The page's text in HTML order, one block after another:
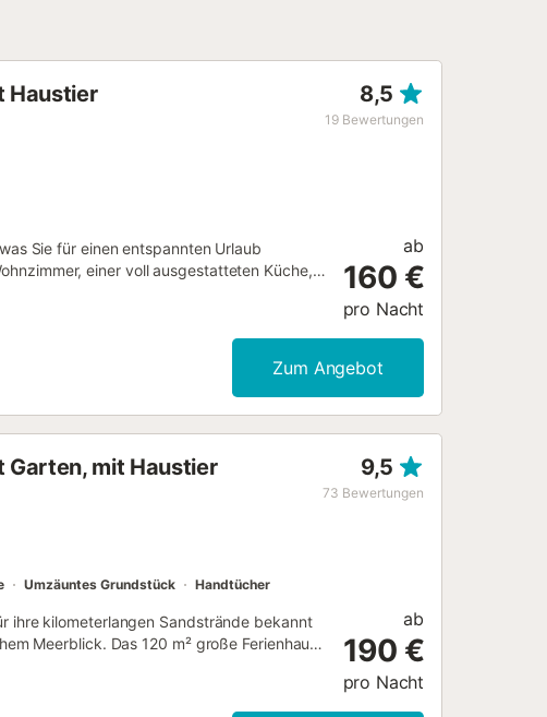
Haustier 8,5
19 Bewertungen
Sie für einen entspannten Urlaub
einer voll ausgestatteten Küche,
ein Ventilator sowie eine
Unterkunft bietet einen privaten
Parkplätze sind auf der Straße vorhanden.
sind nicht erlaubt. Eine Klimaanlage
ab
160 €
pro Nacht
Zum Angebot
Garten, mit Haustier 9,5
73 Bewertungen
Umzäuntes Grundstück Handtücher
ihre kilometerlangen Sandstrände bekannt
Meerblick. Das 120 m² große Ferienhaus
Schlafzimmer, 3 Badezimmer und bietet
gehören WLAN (geeignet für Videoanrufe)
ab
190 €
pro Nacht